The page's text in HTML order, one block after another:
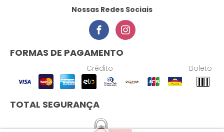
Nossas Redes Sociais
FORMAS DE PAGAMENTO
Crédito Boleto
TOTAL SEGURANÇA